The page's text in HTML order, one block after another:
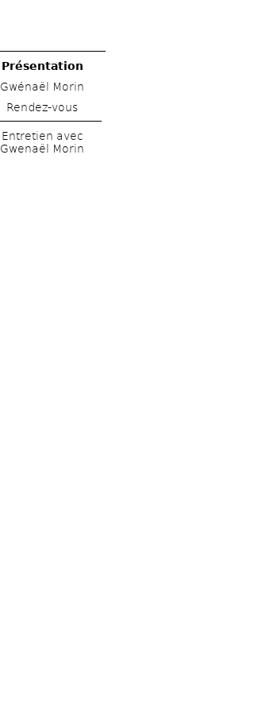
Présentation
Gwénaël Morin
Rendez-vous
Entretien avec
Gwenaël Morin